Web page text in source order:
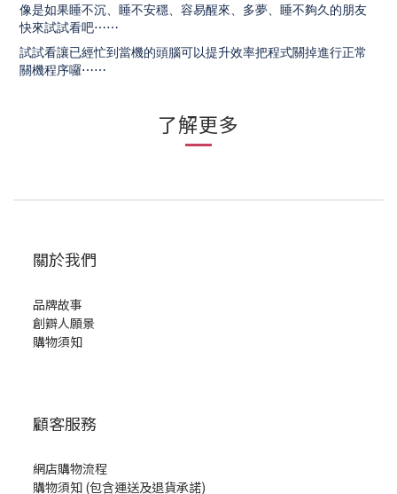
像是如果睡不沉、睡不安穩、容易醒來、多夢、睡不夠久的朋友
快來試試看吧⋯⋯
試試看讓已經忙到當機的頭腦可以提升效率把程式關掉進行正常
關機程序囉⋯⋯
了解更多
關於我們
品牌故事
創辧人願景
購物須知
顧客服務
網店購物流程
購物須知 (包含運送及退貨承諾)